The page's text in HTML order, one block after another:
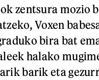
zentsura mozio
Voxen
bira bat
halako
barik eta